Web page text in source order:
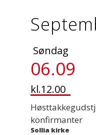
Søndag
06.09
kl.12.00
konfirmanter
Sollia kirke